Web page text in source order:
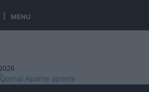
MENU
aponte